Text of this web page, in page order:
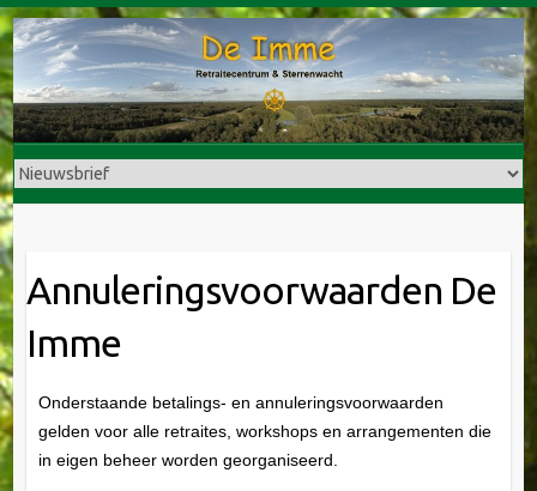
Doorgaan
naar
inhoud
Annuleringsvoorwaarden De
Imme
Onderstaande betalings- en annuleringsvoorwaarden
gelden voor alle retraites, workshops en arrangementen die
in eigen beheer worden georganiseerd.